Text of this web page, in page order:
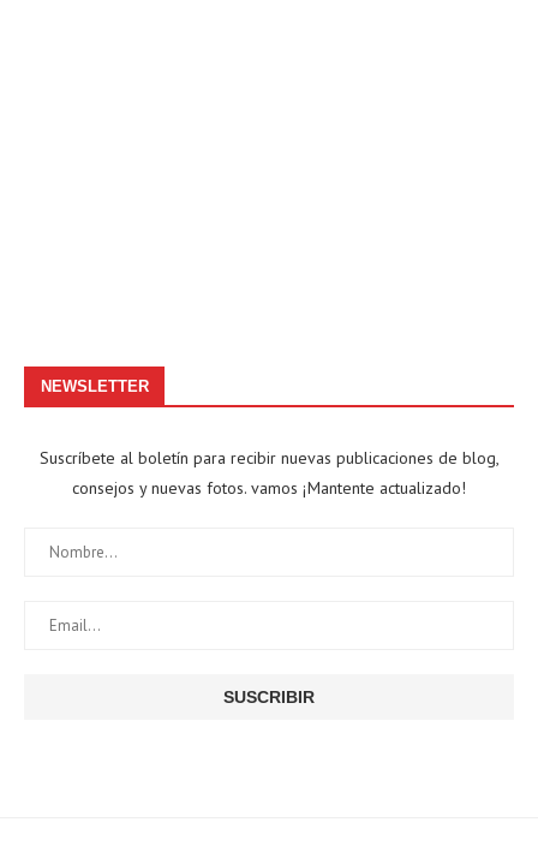
NEWSLETTER
Suscríbete al boletín para recibir nuevas publicaciones de blog,
consejos y nuevas fotos. vamos ¡Mantente actualizado!